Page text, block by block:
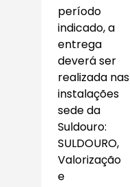
período
indicado, a
entrega
deverá ser
realizada nas
instalações
sede da
Suldouro:
SULDOURO,
Valorização
e